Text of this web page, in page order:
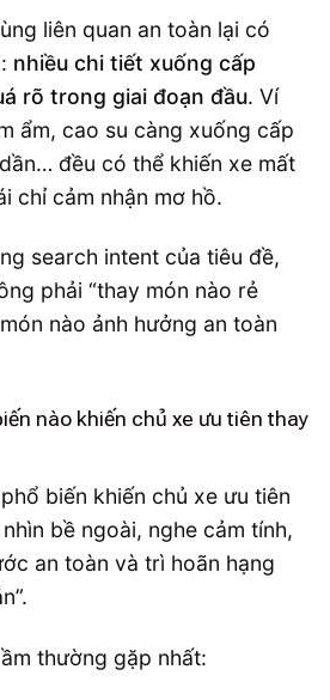
liên quan an toàn lại có
nhiều chi tiết xuống cấp
rõ trong giai đoạn đầu. Ví
ẩm, cao su càng xuống cấp
đều có thể khiến xe mất
chỉ cảm nhận mơ hồ.
search intent của tiêu đề,
phải “thay món nào rẻ
nào ảnh hưởng an toàn
nào khiến chủ xe ưu tiên thay
biến khiến chủ xe ưu tiên
bề ngoài, nghe cảm tính,
an toàn và trì hoãn hạng
thường gặp nhất: